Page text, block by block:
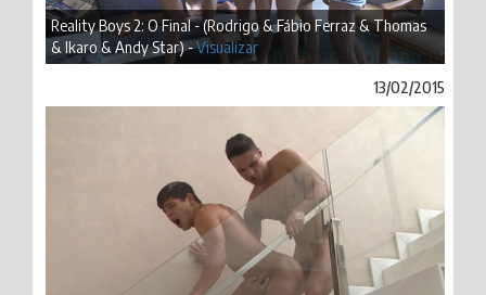
Reality Boys 2: O Final - (Rodrigo & Fábio Ferraz & Thomas
& Ikaro & Andy Star) -Visualizar
13/02/2015